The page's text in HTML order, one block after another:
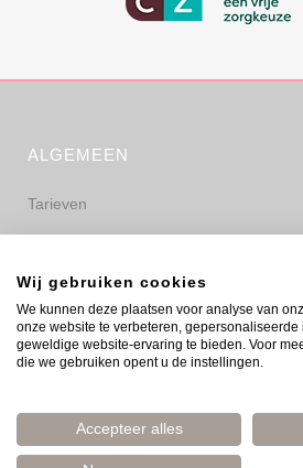
ALGEMEEN
Tarieven
Privacyverklaring
Disclaimer
Wij gebruiken cookies
We kunnen deze plaatsen voor analyse van
onze website te verbeteren,
geweldige website-ervaring te bieden. Voor
die we gebruiken opent u de instellingen.
Accepteer alles